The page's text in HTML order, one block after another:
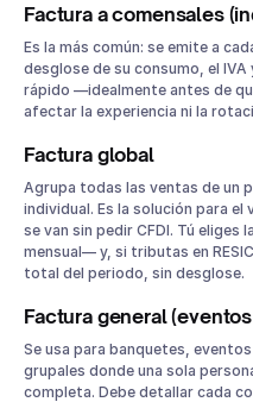
Factura a comensales
Es la más común: se emite a
desglose de su consumo, el
rápido —idealmente antes de
afectar la experiencia ni la
Factura global
Agrupa todas las ventas de un
individual. Es la solución para el
se van sin pedir CFDI. Tú
mensual— y, si tributas en
total del periodo, sin desglose.
Factura general
Se usa para banquetes,
grupales donde una sola
completa. Debe detallar cada